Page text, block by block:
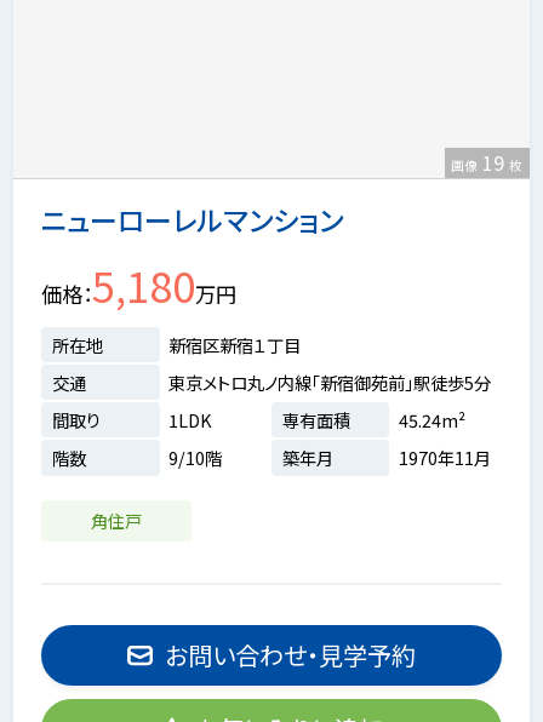
ニューローレルマンション
画像 19 枚
価格 5,180万円
所在地
新宿区新宿１丁目
交通
東京メトロ丸ノ内線「新宿御苑前」駅徒歩5分
間取り
1LDK 専有面積
45.24m²
階数
9/10階 築年月 1970年11月
角住戸
お問い合わせ・見学予約